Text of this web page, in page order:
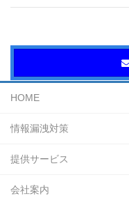
HOME
情報漏洩対策
提供サービス
会社案内